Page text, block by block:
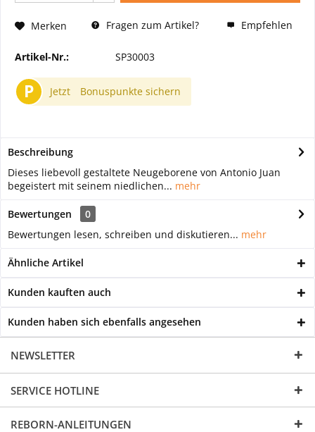
Merken Fragen zum Artikel? Empfehlen
Artikel-Nr.: SP30003
P Jetzt Bonuspunkte sichern
Beschreibung
Dieses liebevoll gestaltete Neugeborene von Antonio Juan
begeistert mit seinem niedlichen... mehr
Bewertungen
0
Bewertungen lesen, schreiben und diskutieren... mehr
Ähnliche Artikel
Kunden kauften auch
Kunden haben sich ebenfalls angesehen
NEWSLETTER
SERVICE HOTLINE
REBORN-ANLEITUNGEN